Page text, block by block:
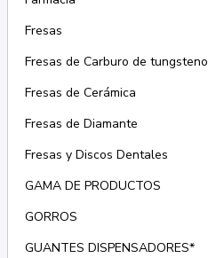
Fresas
Fresas de Carburo de tungsteno
Fresas de Cerámica
Fresas de Diamante
Fresas y Discos Dentales
GAMA DE PRODUCTOS
GORROS
GUANTES DISPENSADORES*